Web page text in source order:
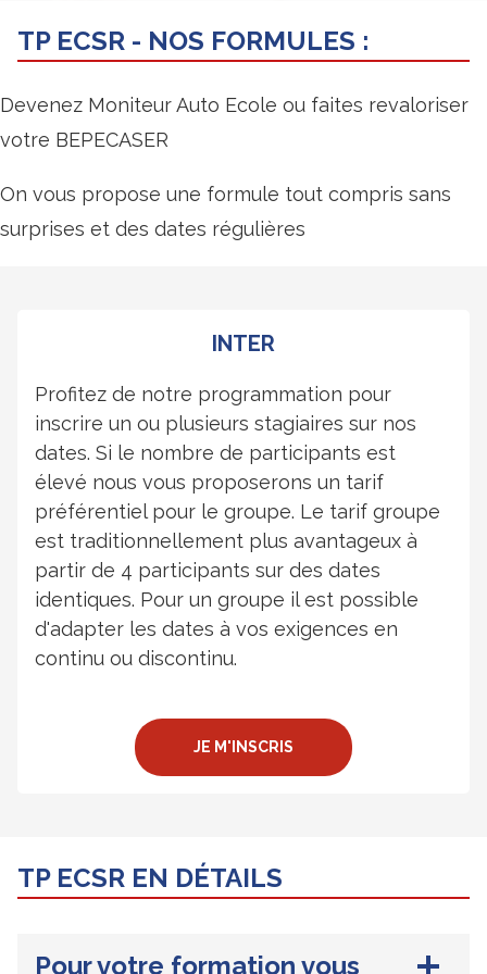
TP ECSR - NOS FORMULES :
Devenez Moniteur Auto Ecole ou faites revaloriser
votre BEPECASER
On vous propose une formule tout compris sans
surprises et des dates régulières
INTER
Profitez de notre programmation pour
inscrire un ou plusieurs stagiaires sur nos
dates. Si le nombre de participants est
élevé nous vous proposerons un tarif
préférentiel pour le groupe. Le tarif groupe
est traditionnellement plus avantageux à
partir de 4 participants sur des dates
identiques. Pour un groupe il est possible
d'adapter les dates à vos exigences en
continu ou discontinu.
JE M'INSCRIS
TP ECSR EN DÉTAILS
Pour votre formation vous